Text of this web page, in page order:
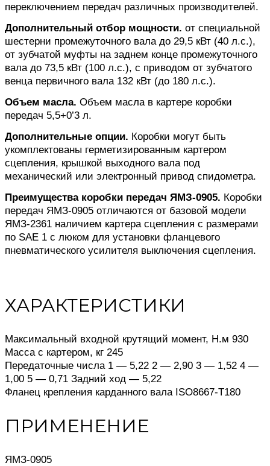
переключением передач раз­личных произ­водителей.
Дополнительный отбор мощности. от специальной
шестерни промежуточного вала до 29,5 кВт (40 л.с.),
от зубчатой муфты на заднем конце промежуточного
вала до 73,5 кВт (100 л.с.), с приводом от зубчатого
венца первичного вала 132 кВт (до 180 л.с.).
Объем масла. Объем масла в картере коробки
передач 5,5+0’3 л.
Дополнительные опции. Коробки могут быть
укомплектованы герметизированным картером
сцепления, крышкой выходного вала под
механический или электронный привод спидометра.
Преимущества коробки передач ЯМЗ-0905. Коробки
передач ЯМЗ-0905 отличаются от базовой модели
ЯМЗ-2361 наличием картера сцепления с размерами
по SAE 1 с люком для установки фланцевого
пневматического усилителя выключения сцепления.
ХАРАКТЕРИСТИКИ
Максимальный входной крутящий момент, Н.м 930
Масса с картером, кг 245
Передаточные числа 1 — 5,22 2 — 2,90 3 — 1,52 4 —
1,00 5 — 0,71 Задний ход — 5,22
Фланец крепления карданного вала ISO8667-T180
ПРИМЕНЕНИЕ
ЯМЗ-0905